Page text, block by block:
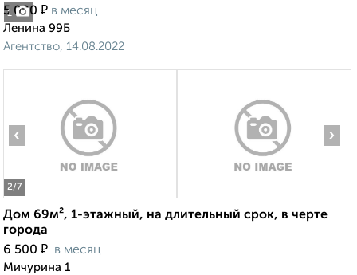
1
5 000 ₽ в месяц
Ленина 99Б
Агентство, 14.08.2022
2/7
‹ ›
Дом 69м², 1-этажный, на длительный срок, в черте
города
6 500 ₽ в месяц
Мичурина 1